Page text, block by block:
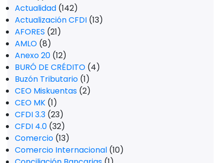
Actualidad (142)
Actualización CFDI (13)
AFORES (21)
AMLO (8)
Anexo 20 (12)
BURÓ DE CRÉDITO (4)
Buzón Tributario (1)
CEO Miskuentas (2)
CEO MK (1)
CFDI 3.3 (23)
CFDI 4.0 (32)
Comercio (13)
Comercio Internacional (10)